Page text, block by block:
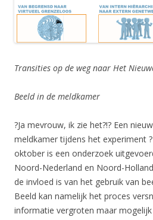
Transities op de weg naar Het
Beeld in de meldkamer
?Ja mevrouw, ik zie het?!? Een
meldkamer tijdens het experiment
oktober is een onderzoek
Noord-Nederland en Noord-
de invloed is van het gebruik van
Beeld kan namelijk het proces
informatie vergroten maar